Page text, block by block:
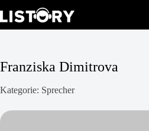
Inhalt
springen
Franziska Dimitrova
Kategorie: Sprecher